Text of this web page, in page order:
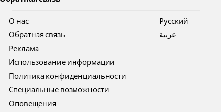
О нас
Обратная связь
Реклама
Использование информации
Политика конфиденциальности
Специальные возможности
Оповещения
Pусский
عربية